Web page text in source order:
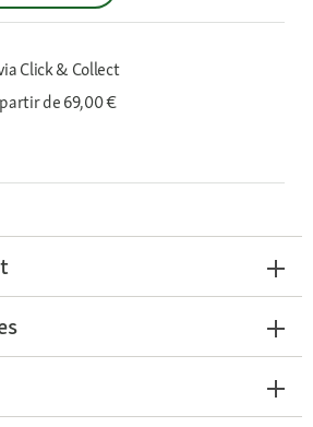
Click & Collect
de 69,00 €